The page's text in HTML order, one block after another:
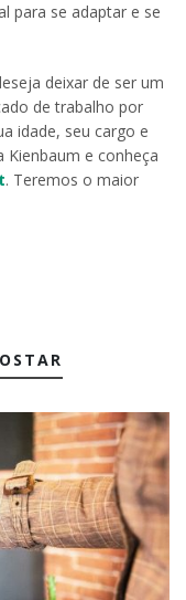
para se adaptar e se
deixar de ser um
de trabalho por
idade, seu cargo e
e conheça
. Teremos o maior